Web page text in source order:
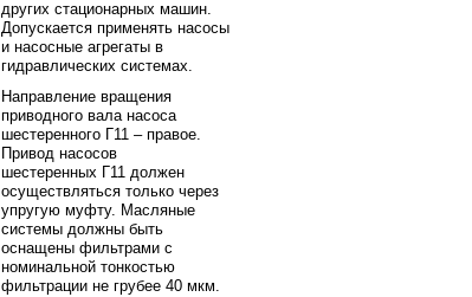
других стационарных машин.
Допускается применять насосы
и насосные агрегаты в
гидравлических системах.
Направление вращения
приводного вала насоса
шестеренного Г11 – правое.
Привод насосов
шестеренных Г11 должен
осуществляться только через
упругую муфту. Масляные
системы должны быть
оснащены фильтрами с
номинальной тонкостью
фильтрации не грубее 40 мкм.